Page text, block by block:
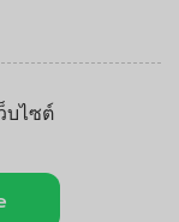
บไซต์